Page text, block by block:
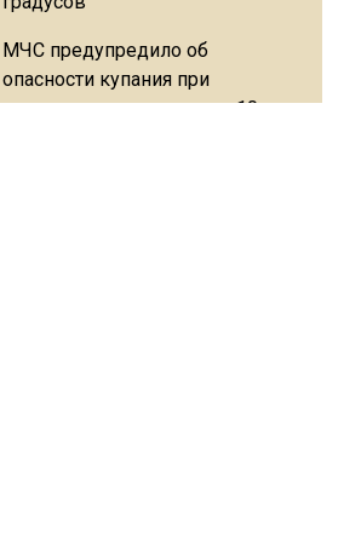
МЧС предупредило об
опасности купания при
перепаде температуры в 10